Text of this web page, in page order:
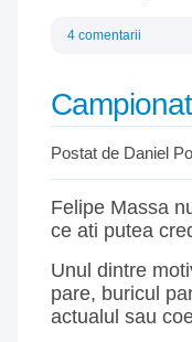
4 comentarii
Postat de Daniel
Felipe Massa
ce ati putea
Unul dintre
pare, buricul
actualul sau